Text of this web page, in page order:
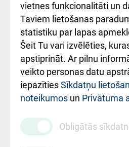
Rēķinu apmaksas
ceļvedis
Rekvizīti un
ārstniecības
iestādes kods
010000234
Maksas
pakalpojumu
vietnes funkcionalitāti un
Taviem lietošanas
statistiku par lapas
Šeit Tu vari izvēlēties,
apstiprināt. Ar pilnu
veikto personas datu
iepazītiesSīkdatņu
noteikumos un Privātuma
Obligātās